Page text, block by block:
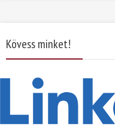
Kövess minket!